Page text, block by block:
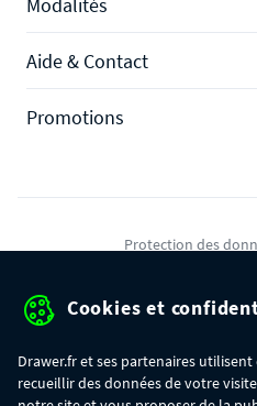
Aide & Contact
Promotions
Protection des
Gérer
Cookies et
Drawer.fr et ses partenaires
recueillir des données de votre